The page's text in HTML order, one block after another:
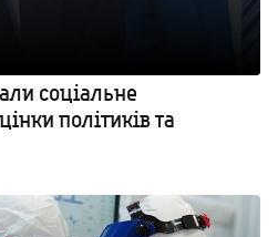
соціальне
політиків та